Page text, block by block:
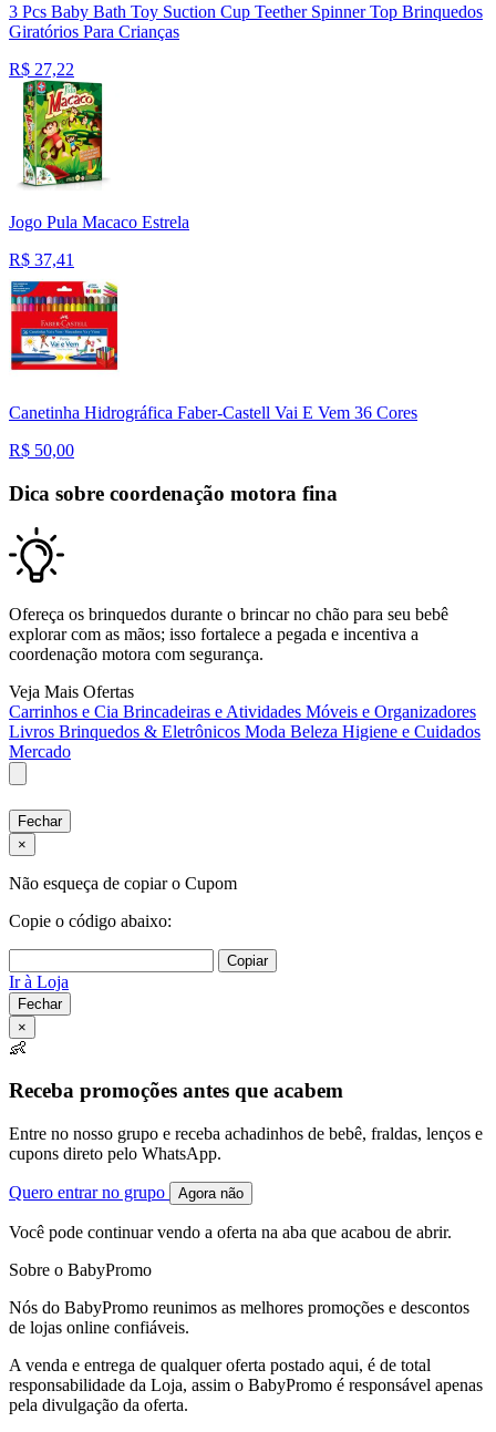
3 Pcs Baby Bath Toy Suction Cup Teether Spinner Top Brinquedos
Giratórios Para Crianças
R$ 27,22
Jogo Pula Macaco Estrela
R$ 37,41
Canetinha Hidrográfica Faber-Castell Vai E Vem 36 Cores
R$ 50,00
Dica sobre coordenação motora fina
Ofereça os brinquedos durante o brincar no chão para seu bebê
explorar com as mãos; isso fortalece a pegada e incentiva a
coordenação motora com segurança.
Veja Mais Ofertas
Carrinhos e Cia Brincadeiras e Atividades Móveis e Organizadores
Livros Brinquedos & Eletrônicos Moda Beleza Higiene e Cuidados
Mercado
Fechar
×
Não esqueça de copiar o Cupom
Copie o código abaixo:
Copiar
Ir à Loja
Fechar
×
👶
Receba promoções antes que acabem
Entre no nosso grupo e receba achadinhos de bebê, fraldas, lenços e
cupons direto pelo WhatsApp.
Quero entrar no grupo Agora não
Você pode continuar vendo a oferta na aba que acabou de abrir.
Sobre o BabyPromo
Nós do BabyPromo reunimos as melhores promoções e descontos
de lojas online confiáveis.
A venda e entrega de qualquer oferta postado aqui, é de total
responsabilidade da Loja, assim o BabyPromo é responsável apenas
pela divulgação da oferta.